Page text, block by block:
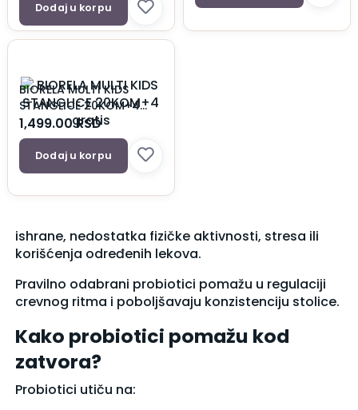
Dodaj u korpu
BIORELA MULTI KIDS
STANGLICE 20KOM+4
gratis
1,499.00RSD
Dodaj u korpu
ishrane, nedostatka fizičke aktivnosti, stresa ili
korišćenja određenih lekova.
Pravilno odabrani probiotici pomažu u regulaciji
crevnog ritma i poboljšavaju konzistenciju stolice.
Kako probiotici pomažu kod
zatvora?
Probiotici utiču na: